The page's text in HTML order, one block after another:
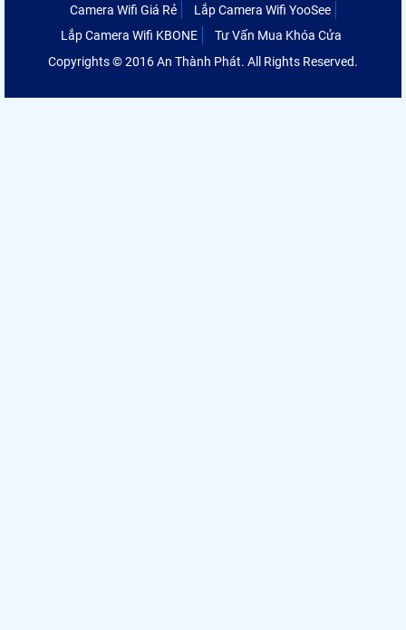
Camera Wifi Giá Rẻ
Lắp Camera Wifi YooSee
Lắp Camera Wifi KBONE
Tư Vấn Mua Khóa Cửa
Copyrights © 2016 An Thành Phát. All Rights Reserved.